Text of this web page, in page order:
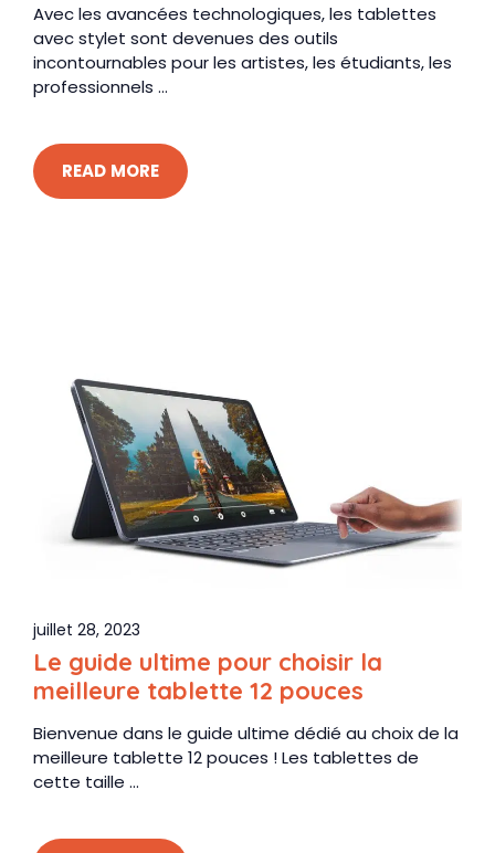
Avec les avancées technologiques, les tablettes
avec stylet sont devenues des outils
incontournables pour les artistes, les étudiants, les
professionnels ...
READ MORE
juillet 28, 2023
Le guide ultime pour choisir la
meilleure tablette 12 pouces
Bienvenue dans le guide ultime dédié au choix de la
meilleure tablette 12 pouces ! Les tablettes de
cette taille ...